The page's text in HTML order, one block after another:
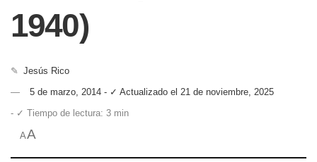
1940)
✎ Jesús Rico
5 de marzo, 2014 - ✓ Actualizado el 21 de noviembre, 2025
- ✓ Tiempo de lectura: 3 min
AA